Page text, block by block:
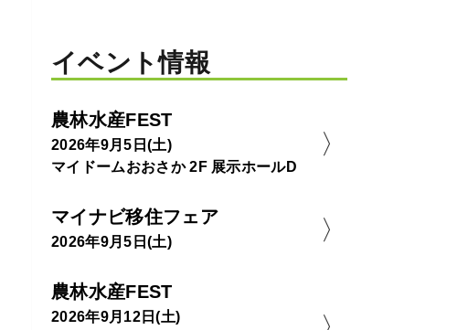
イベント情報
農林水産FEST
2026年9月5日(土)
マイドームおおさか 2F 展示ホールD
マイナビ移住フェア
2026年9月5日(土)
農林水産FEST
2026年9月12日(土)